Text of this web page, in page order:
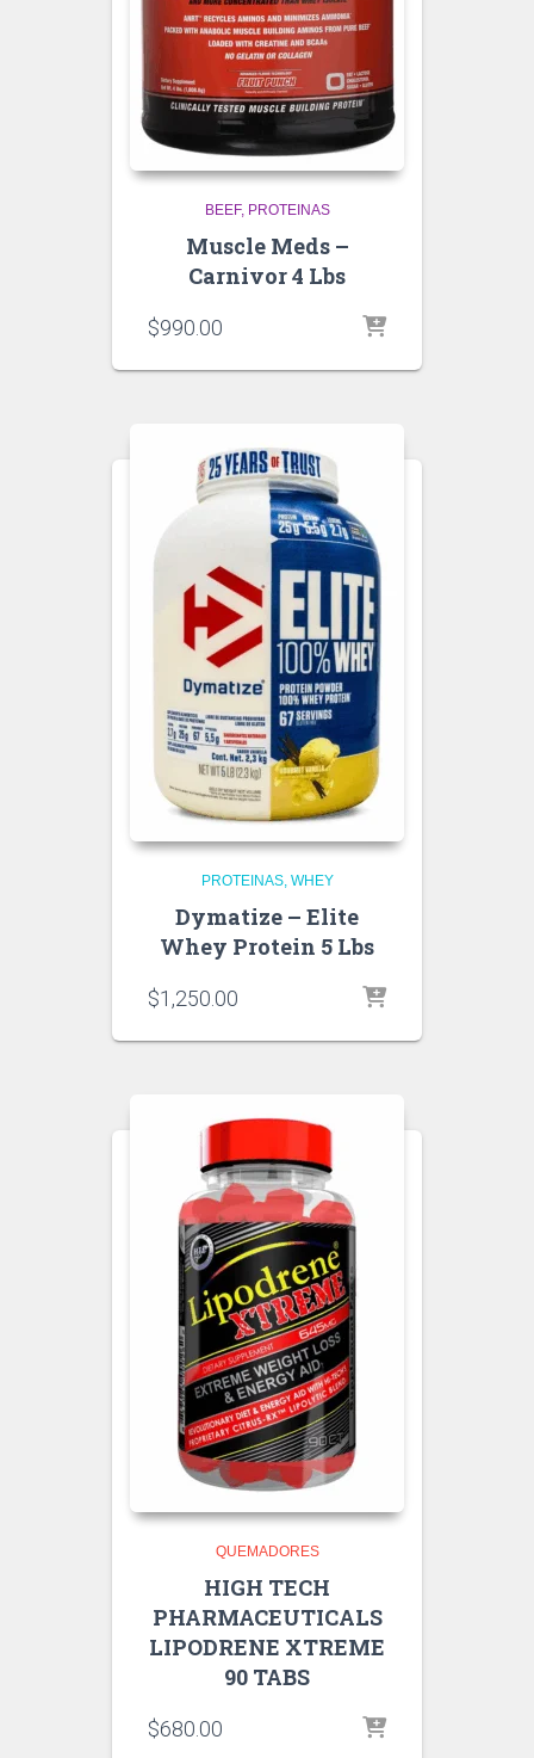
BEEF PROTEINAS
Muscle Meds –
Carnivor 4 Lbs
$990.00
PROTEINAS WHEY
Dymatize – Elite
Whey Protein 5 Lbs
$1,250.00
QUEMADORES
HIGH TECH
PHARMACEUTICALS
LIPODRENE XTREME
90 TABS
$680.00